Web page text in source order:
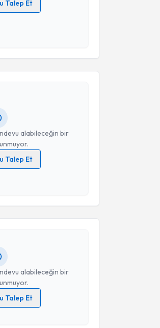
Talep Et
ilişkinAydınlatma Metni
alabileceğin bir
Talep Et
ilişkinAydınlatma Metni
Gönder
alabileceğin bir
Talep Et
takvimi talebi oluşturun.
için bir takvim
ilişkinAydınlatma Metni